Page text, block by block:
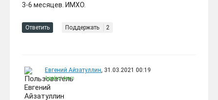
3-6 месяцев. ИМХО.
Ответить Поддержать 2
Евгений Айзатуллин, 31.03.2021 00:19
Applook team